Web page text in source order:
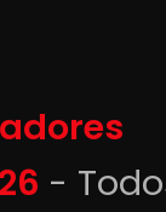
-